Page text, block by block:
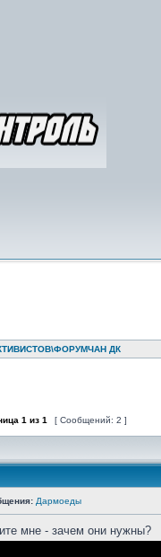
ДК
1 из 1 [ Сообщений: 2 ]
Дармоеды
мне - зачем они нужны?